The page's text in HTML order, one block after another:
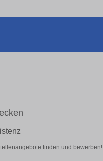
finden und bewerben!